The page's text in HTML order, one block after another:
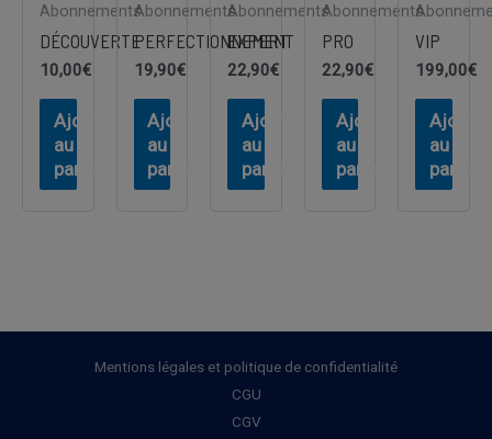
Abonnements
DÉCOUVERTE
10,00€
Ajouter
au
panier
Abonnements
PERFECTIONNEMENT
19,90€
Ajouter
au
panier
Abonnements
EXPERT
22,90€
Ajouter
au
panier
Abonnements
PRO
22,90€
Ajouter
au
panier
VIP
199,00€
Ajouter
au
panier
Mentions légales et politique de confidentialité
CGU
CGV